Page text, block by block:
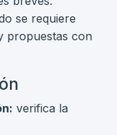
se requiere
propuestas con
verifica la